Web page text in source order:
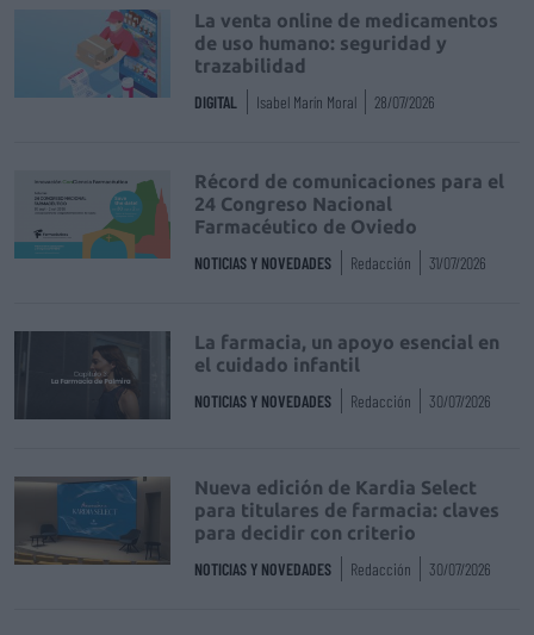
La venta online de medicamentos
de uso humano: seguridad y
trazabilidad
DIGITAL Isabel Marín Moral 28/07/2026
Récord de comunicaciones para el
24 Congreso Nacional
Farmacéutico de Oviedo
NOTICIAS Y NOVEDADES Redacción 31/07/2026
La farmacia, un apoyo esencial en
el cuidado infantil
NOTICIAS Y NOVEDADES Redacción 30/07/2026
Nueva edición de Kardia Select
para titulares de farmacia: claves
para decidir con criterio
NOTICIAS Y NOVEDADES Redacción 30/07/2026